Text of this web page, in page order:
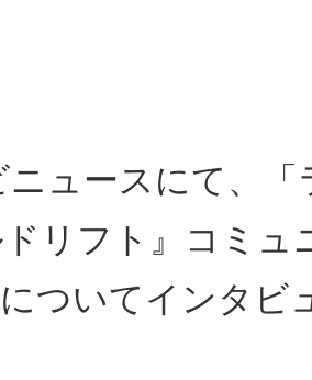
ュースにて、「
リフト』コミュ
ついてインタビ